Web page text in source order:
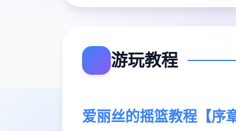
游玩教程
爱丽丝的摇篮教程【序章